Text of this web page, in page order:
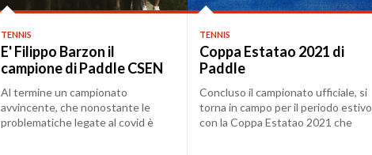
TENNIS
E' Filippo Barzon il
campione di Paddle CSEN
Padova 2020/21
Al termine un campionato
avvincente, che nonostante le
problematiche legate al covid è
TENNIS
Coppa Estatao 2021 di
Paddle
Concluso il campionato ufficiale, si
torna in campo per il periodo estivo
con la Coppa Estatao 2021 che